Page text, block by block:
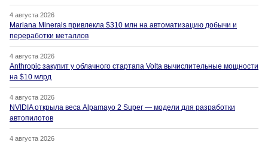
4 августа 2026
Mariana Minerals привлекла $310 млн на автоматизацию добычи и
переработки металлов
4 августа 2026
Anthropic закупит у облачного стартапа Volta вычислительные мощности
на $10 млрд
4 августа 2026
NVIDIA открыла веса Alpamayo 2 Super — модели для разработки
автопилотов
4 августа 2026